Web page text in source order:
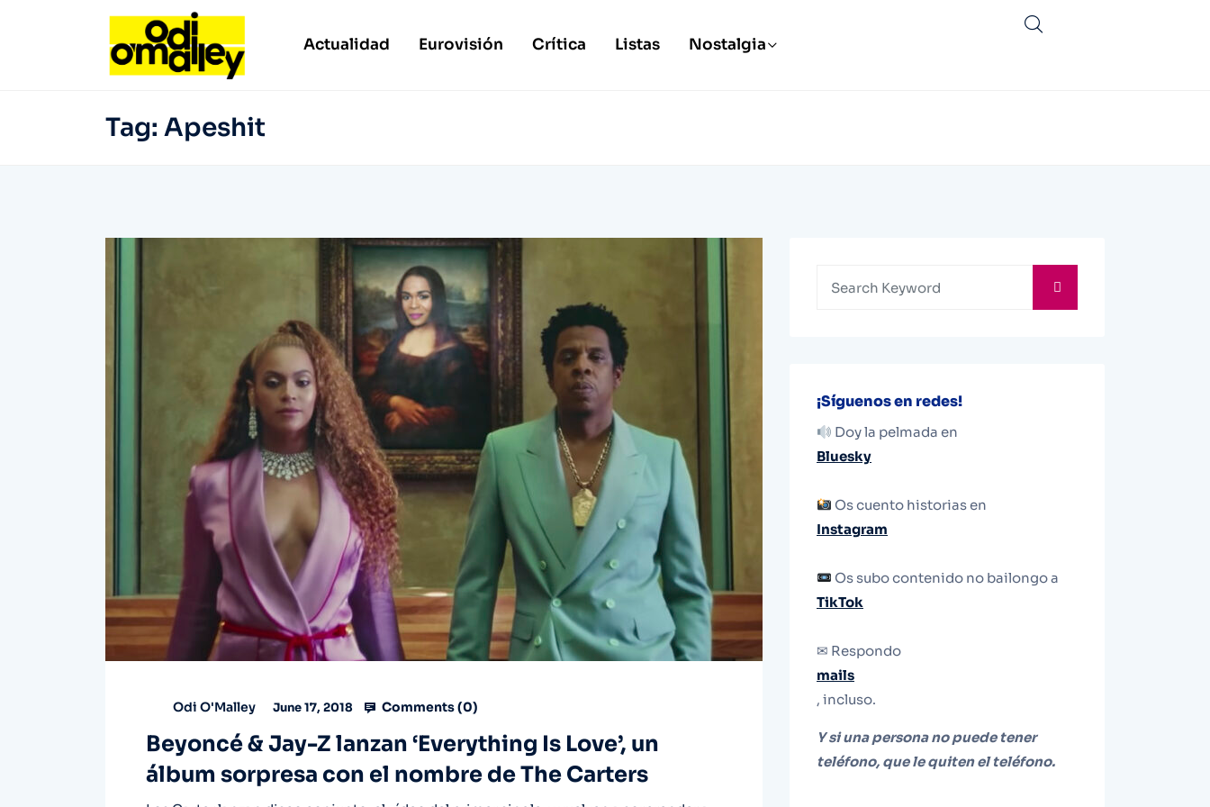
Actualidad Eurovisión Crítica Listas Nostalgia
Tag: Apeshit
Odi O'Malley June 17, 2018 Comments (0)
Beyoncé & Jay-Z lanzan ‘Everything Is Love’, un
álbum sorpresa con el nombre de The Carters
¡Síguenos en redes!
Doy la pelmada en
Bluesky
Os cuento historias en
Instagram
Os subo contenido no bailongo a
TikTok
✉ Respondo
mails
, incluso.
Y si una persona no puede tener
teléfono, que le quiten el teléfono.